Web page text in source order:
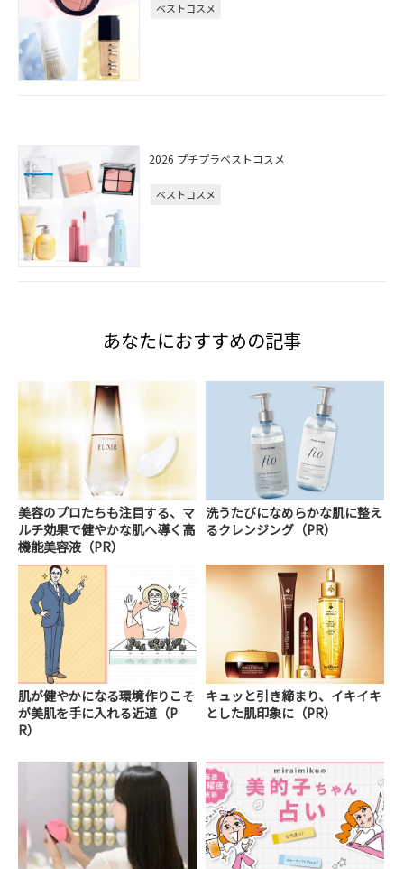
ベストコスメ
2026 プチプラベストコスメ
ベストコスメ
あなたにおすすめの記事
美容のプロたちも注目する、マ
ルチ効果で健やかな肌へ導く高
機能美容液（PR）
洗うたびになめらかな肌に整え
るクレンジング（PR）
肌が健やかになる環境作りこそ
が美肌を手に入れる近道（P
R）
キュッと引き締まり、イキイキ
とした肌印象に（PR）